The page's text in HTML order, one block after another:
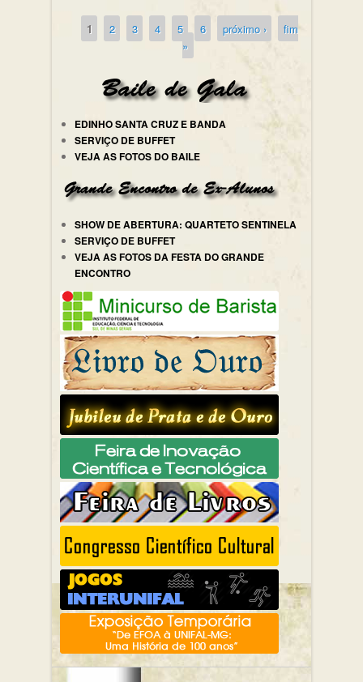
Páginas
1 2 3 4 5 6 próximo ›
fim
»
EDINHO SANTA CRUZ E BANDA
SERVIÇO DE BUFFET
VEJA AS FOTOS DO BAILE
SHOW DE ABERTURA: QUARTETO SENTINELA
SERVIÇO DE BUFFET
VEJA AS FOTOS DA FESTA DO GRANDE
ENCONTRO